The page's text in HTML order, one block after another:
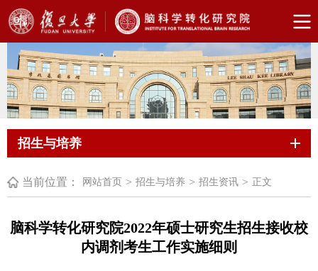
招生与培养
当前位置： 网站首页 > 招生与培养 > 招生资讯 > 正文
脑科学转化研究院2022年硕士研究生招生接收校
内调剂考生工作实施细则